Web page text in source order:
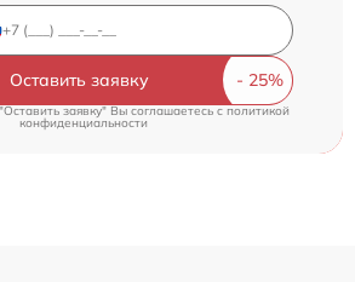
Оставить заявку
заявку" Вы соглашаетесь cполитикой
конфиденциальности